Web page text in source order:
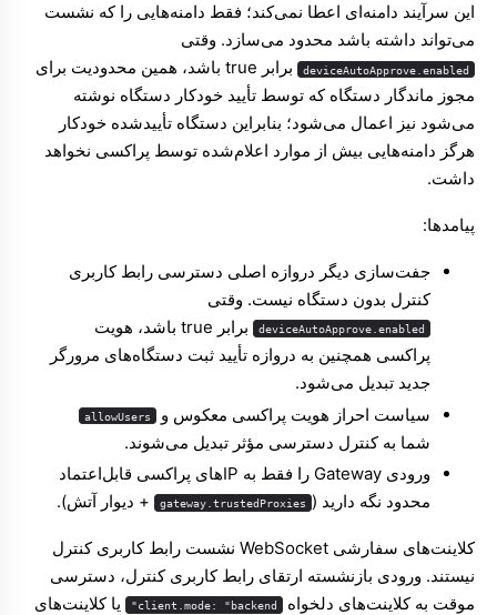
این سرآیند دامنه‌ای اعطا نمی‌کند؛ فقط دامنه‌هایی را که نشست
می‌تواند داشته باشد محدود می‌سازد. وقتی
deviceAutoApprove.enabled
برابر true باشد، همین محدودیت برای
مجوز ماندگار دستگاه که توسط تأیید خودکار دستگاه نوشته
می‌شود نیز اعمال می‌شود؛ بنابراین دستگاه تأییدشده خودکار
هرگز دامنه‌هایی بیش از موارد اعلام‌شده توسط پراکسی نخواهد
داشت.
پیامدها:
جفت‌سازی دیگر دروازه اصلی دسترسی رابط کاربری
کنترل بدون دستگاه نیست. وقتی
deviceAutoApprove.enabled
برابر true باشد، هویت
پراکسی همچنین به دروازه تأیید ثبت دستگاه‌های مرورگر
جدید تبدیل می‌شود.
سیاست احراز هویت پراکسی معکوس و
allowUsers
شما به کنترل دسترسی مؤثر تبدیل می‌شوند.
ورودی Gateway را فقط به IPهای پراکسی قابل‌اعتماد
محدود نگه دارید ( gateway.trustedProxies + دیوار آتش).
کلاینت‌های سفارشی WebSocket نشست رابط کاربری کنترل
نیستند. ورودی بازنشسته ارتقای رابط کاربری کنترل، دسترسی
موقت به کلاینت‌های دلخواه
client.mode: "backend"
یا کلاینت‌های